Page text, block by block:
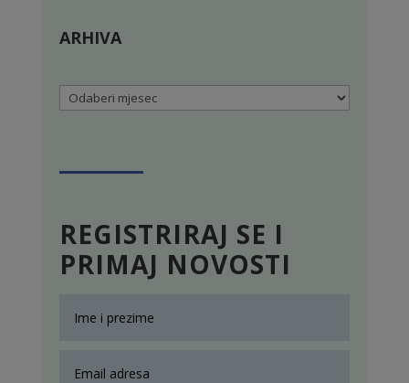
ARHIVA
Arhiva
REGISTRIRAJ SE I
PRIMAJ NOVOSTI